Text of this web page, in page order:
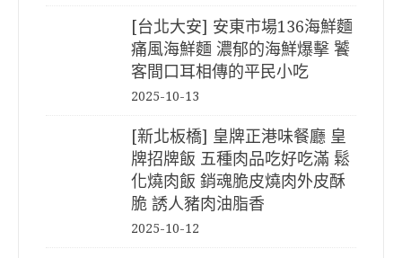
[台北大安] 安東市場136海鮮麵
痛風海鮮麵 濃郁的海鮮爆擊 饕
客間口耳相傳的平民小吃
2025-10-13
[新北板橋] 皇牌正港味餐廳 皇
牌招牌飯 五種肉品吃好吃滿 鬆
化燒肉飯 銷魂脆皮燒肉外皮酥
脆 誘人豬肉油脂香
2025-10-12